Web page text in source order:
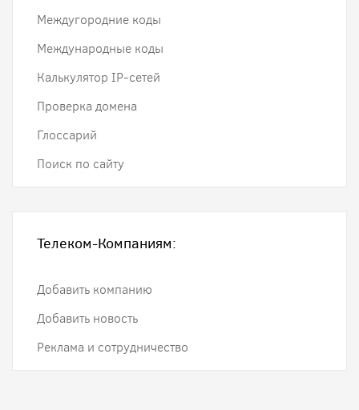
Междугородние коды
Международные коды
Калькулятор IP-сетей
Проверка домена
Глоссарий
Поиск по сайту
Телеком-Компаниям:
Добавить компанию
Добавить новость
Реклама и сотрудничество